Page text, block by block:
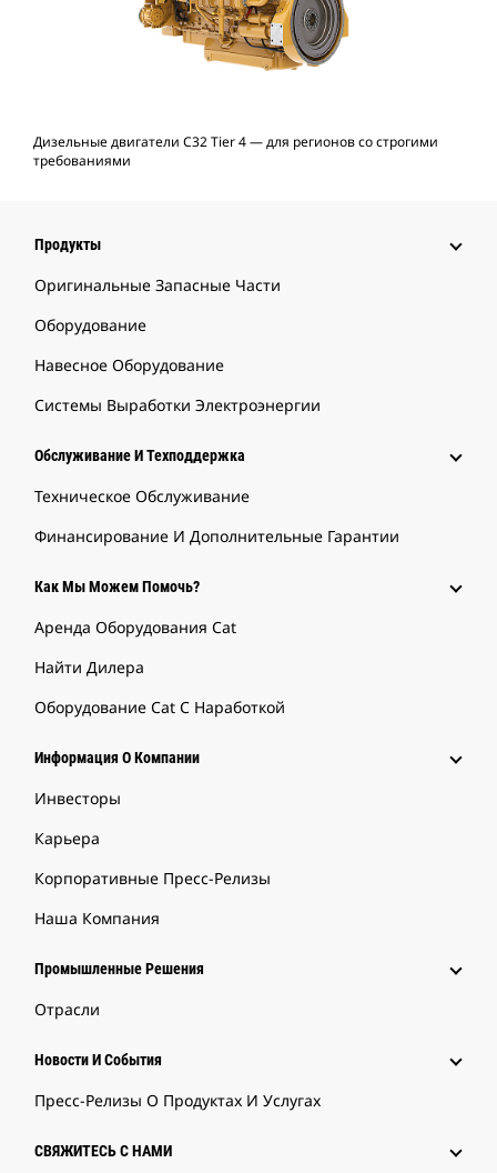
Дизельные двигатели C32 Tier 4 — для регионов со строгими
требованиями
Продукты
Оригинальные Запасные Части
Оборудование
Навесное Оборудование
Системы Выработки Электроэнергии
Обслуживание И Техподдержка
Техническое Обслуживание
Финансирование И Дополнительные Гарантии
Как Мы Можем Помочь?
Аренда Оборудования Cat
Найти Дилера
Оборудование Cat С Наработкой
Информация О Компании
Инвесторы
Карьера
Корпоративные Пресс-Релизы
Наша Компания
Промышленные Решения
Отрасли
Новости И События
Пресс-Релизы О Продуктах И Услугах
СВЯЖИТЕСЬ С НАМИ